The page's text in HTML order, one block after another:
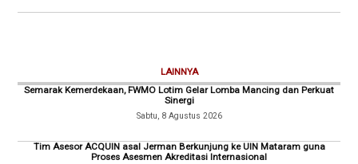
LAINNYA
Semarak Kemerdekaan, FWMO Lotim Gelar Lomba Mancing dan Perkuat
Sinergi
Sabtu, 8 Agustus 2026
Tim Asesor ACQUIN asal Jerman Berkunjung ke UIN Mataram guna
Proses Asesmen Akreditasi Internasional